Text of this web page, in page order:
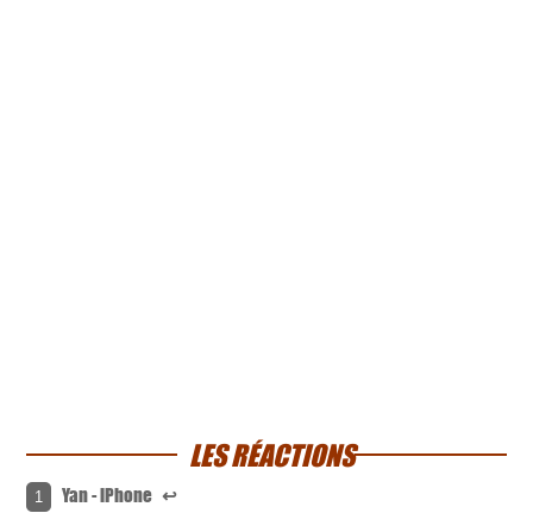
LES RÉACTIONS
1 Yan - iPhone ↩